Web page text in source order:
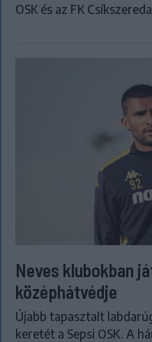
OSK és az FK
Neves klubokban
középhátvédje
Újabb tapasztalt
keretét a Sepsi OSK. A